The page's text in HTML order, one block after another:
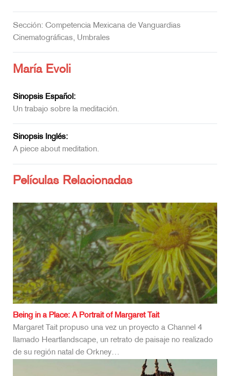
Sección: Competencia Mexicana de Vanguardias
Cinematográficas, Umbrales
María Evoli
Sinopsis Español:
Un trabajo sobre la meditación.
Sinopsis Inglés:
A piece about meditation.
Películas Relacionadas
Being in a Place: A Portrait of Margaret Tait
Margaret Tait propuso una vez un proyecto a Channel 4
llamado Heartlandscape, un retrato de paisaje no realizado
de su región natal de Orkney…